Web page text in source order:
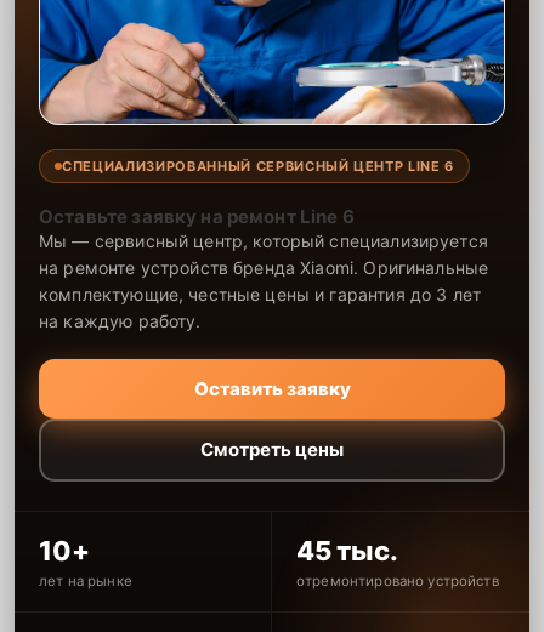
СПЕЦИАЛИЗИРОВАННЫЙ СЕРВИСНЫЙ ЦЕНТР LINE 6
Оставьте заявку на ремонт Line 6
Мы — сервисный центр, который специализируется
на ремонте устройств бренда Xiaomi. Оригинальные
комплектующие, честные цены и гарантия до 3 лет
на каждую работу.
Оставить заявку
Смотреть цены
10+
лет на рынке
45 тыс.
отремонтировано устройств